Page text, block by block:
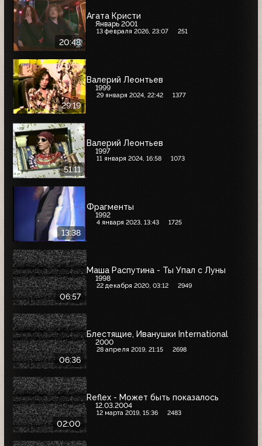
20:48
Агата Кристи
Январь 2001
13 февраля 2026, 23:07 251
29:19
Валерий Леонтьев
1999
29 января 2024, 22:42 1377
51:11
Валерий Леонтьев
1997
11 января 2024, 16:58 1073
13:38
Фрагменты
1992
4 января 2023, 13:43 1725
06:57
Маша Распутина - Ты Упал с Луны
1998
22 декабря 2020, 03:12 2949
06:36
Блестящие, Иванушки International
2000
28 апреля 2019, 21:15 2698
02:00
Reflex - Может быть показалось
12.03.2004
12 марта 2019, 15:36 2483